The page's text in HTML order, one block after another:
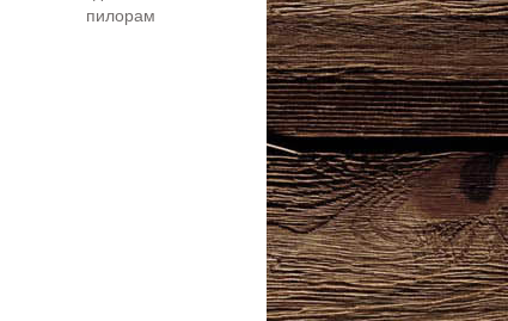
пилорам